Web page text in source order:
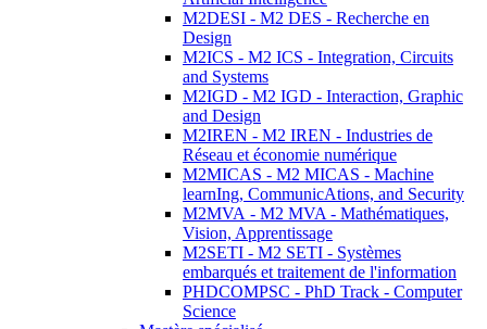
M2DESI - M2 DES - Recherche en
Design
M2ICS - M2 ICS - Integration, Circuits
and Systems
M2IGD - M2 IGD - Interaction, Graphic
and Design
M2IREN - M2 IREN - Industries de
Réseau et économie numérique
M2MICAS - M2 MICAS - Machine
learnIng, CommunicAtions, and Security
M2MVA - M2 MVA - Mathématiques,
Vision, Apprentissage
M2SETI - M2 SETI - Systèmes
embarqués et traitement de l'information
PHDCOMPSC - PhD Track - Computer
Science